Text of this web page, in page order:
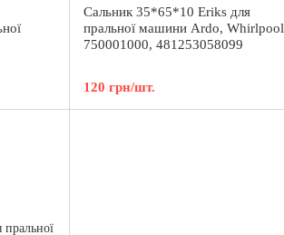
Сальник 35*65*10 Eriks для
пральної машини Ardo, Whirlpool
750001000, 481253058099
120 грн/шт.